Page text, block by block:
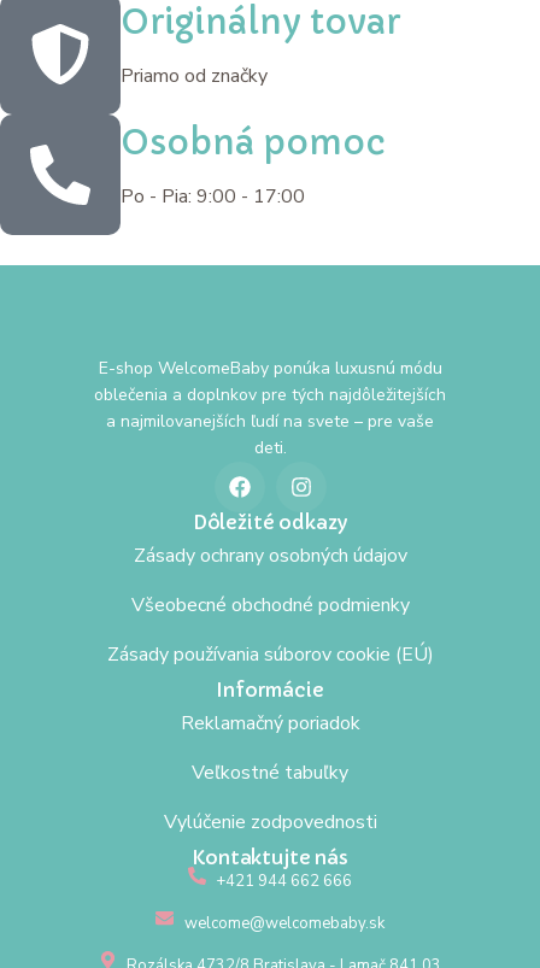
Originálny tovar
Priamo od značky
Osobná pomoc
Po - Pia: 9:00 - 17:00
E-shop WelcomeBaby ponúka luxusnú módu
oblečenia a doplnkov pre tých najdôležitejších
a najmilovanejších ľudí na svete – pre vaše
deti.
Dôležité odkazy
Zásady ochrany osobných údajov
Všeobecné obchodné podmienky
Zásady používania súborov cookie (EÚ)
Informácie
Reklamačný poriadok
Veľkostné tabuľky
Vylúčenie zodpovednosti
Kontaktujte nás
+421 944 662 666
welcome@welcomebaby.sk